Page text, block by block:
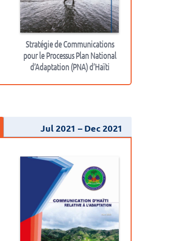
Stratégie de Communications
pour le Processus Plan National
d’Adaptation (PNA) d’Haïti
Jul 2021 Dec 2021